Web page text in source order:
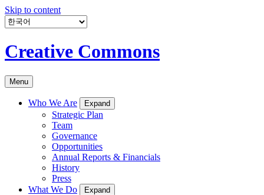
Skip to content
Creative Commons
Menu
Who We Are Expand
Strategic Plan
Team
Governance
Opportunities
Annual Reports & Financials
History
Press
What We Do
Expand